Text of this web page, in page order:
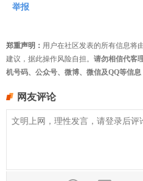
举报
郑重声明： 用户在社区发表的所有信息将
建议，据此操作风险自担。 请勿相信代客
机号码、公众号、微博、微信及QQ等信息
网友评论